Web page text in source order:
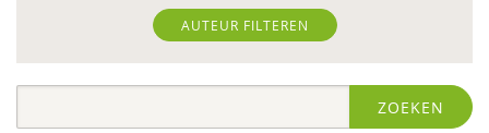
Wietse de Lege
Maarten van der Linde
AUTEUR FILTEREN
ZOEKEN